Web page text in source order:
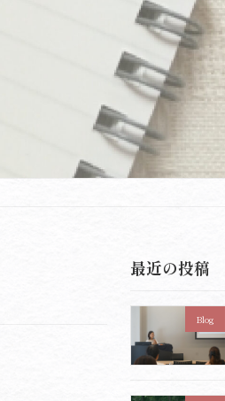
最近の投稿
Blog